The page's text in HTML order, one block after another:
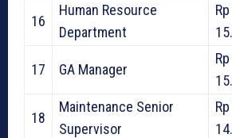
16
Human Resource
Department
17 GA Manager
18
Maintenance Senior
Supervisor